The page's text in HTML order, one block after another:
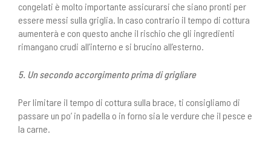
congelati è molto importante assicurarsi che siano pronti per
essere messi sulla griglia. In caso contrario il tempo di cottura
aumenterà e con questo anche il rischio che gli ingredienti
rimangano crudi all’interno e si brucino all’esterno.
5. Un secondo accorgimento prima di grigliare
Per limitare il tempo di cottura sulla brace, ti consigliamo di
passare un po’ in padella o in forno sia le verdure che il pesce e
la carne.